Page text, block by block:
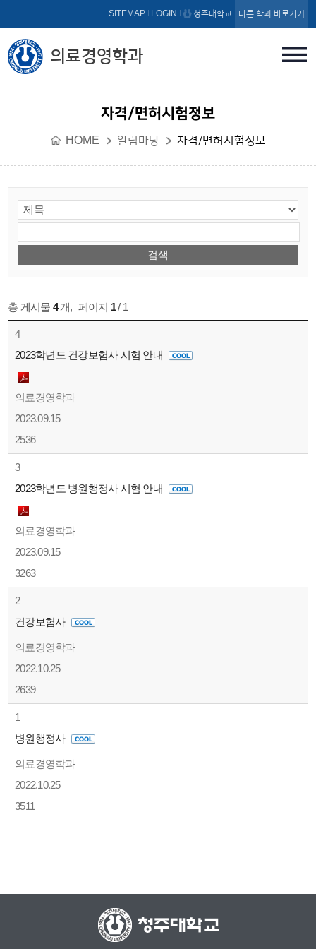
본문 바로가기
의료경영학과
SITEMAP LOGIN 청주대학교 다른 학과 바로가기
자격/면허시험정보
HOME 알림마당 자격/면허시험정보
총 게시물 4개, 페이지 1/ 1
4
2023학년도 건강보험사 시험 안내
의료경영학과
2023.09.15
2536
3
2023학년도 병원행정사 시험 안내
의료경영학과
2023.09.15
3263
2
건강보험사
의료경영학과
2022.10.25
2639
1
병원행정사
의료경영학과
2022.10.25
3511